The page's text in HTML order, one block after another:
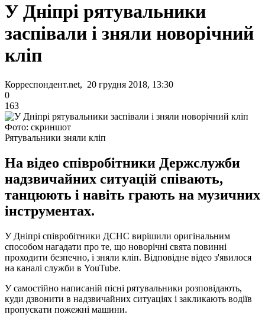
У Дніпрі рятувальники
заспівали і зняли новорічний
кліп
Корреспондент.net, 20 грудня 2018, 13:30
0
163
Фото: скриншот
Рятувальники зняли кліп
На відео співробітники Держслужби
надзвичайних ситуацій співають,
танцюють і навіть грають на музичних
інструментах.
У Дніпрі співробітники ДСНС вирішили оригінальним
способом нагадати про те, що новорічні свята повинні
проходити безпечно, і зняли кліп. Відповідне відео з'явилося
на каналі служби в YouTube.
У самостійно написаній пісні рятувальники розповідають,
куди дзвонити в надзвичайних ситуаціях і закликають водіїв
пропускати пожежні машини.